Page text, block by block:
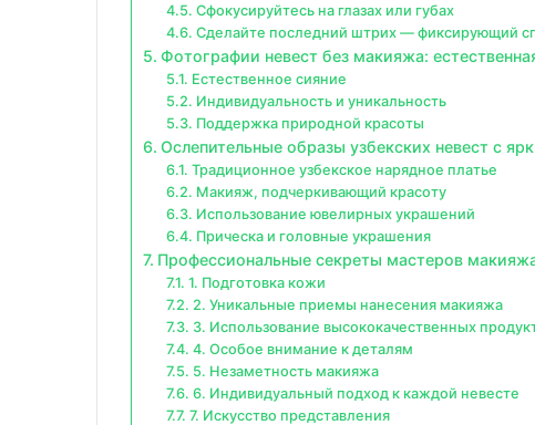
Сфокусируйтесь на глазах или губах
Сделайте последний штрих — фиксирующий
Фотографии невест без макияжа:
Естественное сияние
Индивидуальность и уникальность
Поддержка природной красоты
Ослепительные образы узбекских невест с
Традиционное узбекское нарядное платье
Макияж, подчеркивающий красоту
Использование ювелирных украшений
Прическа и головные украшения
Профессиональные секреты мастеров
1. Подготовка кожи
2. Уникальные приемы нанесения макияжа
3. Использование высококачественных
4. Особое внимание к деталям
5. Незаметность макияжа
6. Индивидуальный подход к каждой невесте
7. Искусство представления